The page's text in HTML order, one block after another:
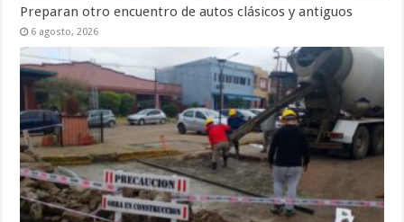
Preparan otro encuentro de autos clásicos y antiguos
6 agosto, 2026